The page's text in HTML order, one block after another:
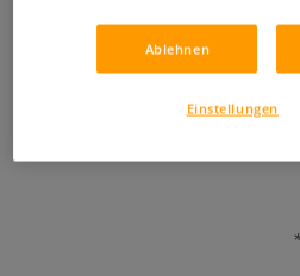
Der neue Trend aus den USA ist
angekommen: Steine bemalen
Selbstgestalten. Die besten Tipps
Ablehnen
Einstellungen